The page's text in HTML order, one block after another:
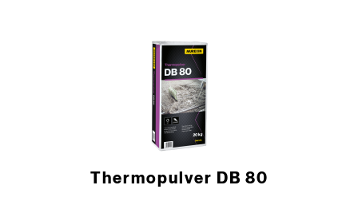
Thermopulver DB 80